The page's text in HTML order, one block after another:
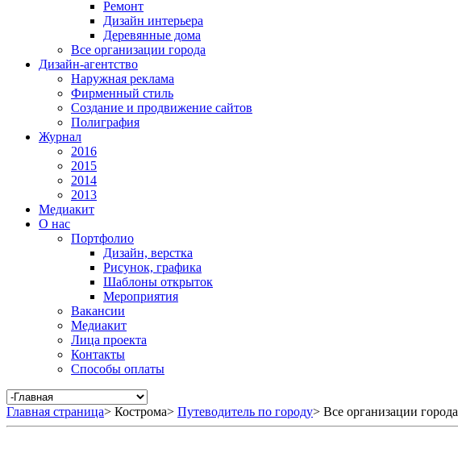
Ремонт
Дизайн интерьера
Деревянные дома
Все организации города
Дизайн-агентство
Наружная реклама
Фирменный стиль
Создание и продвижение сайтов
Полиграфия
Журнал
2016
2015
2014
2013
Медиакит
О нас
Портфолио
Дизайн, верстка
Рисунок, графика
Шаблоны открыток
Мероприятия
Вакансии
Медиакит
Лица проекта
Контакты
Способы оплаты
Главная страница> Кострома> Путеводитель по городу> Все организации города